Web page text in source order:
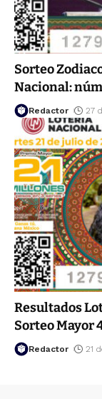
Sorteo
Nacional:
Redactor 27
Resultados
Sorteo Mayor
Redactor 21